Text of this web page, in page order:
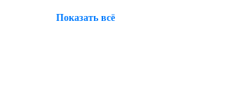
Показать всё